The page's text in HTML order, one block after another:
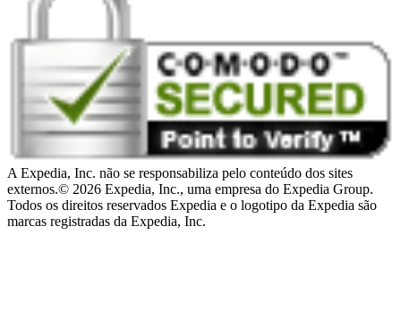
A Expedia, Inc. não se responsabiliza pelo conteúdo dos sites
externos.© 2026 Expedia, Inc., uma empresa do Expedia Group.
Todos os direitos reservados Expedia e o logotipo da Expedia são
marcas registradas da Expedia, Inc.